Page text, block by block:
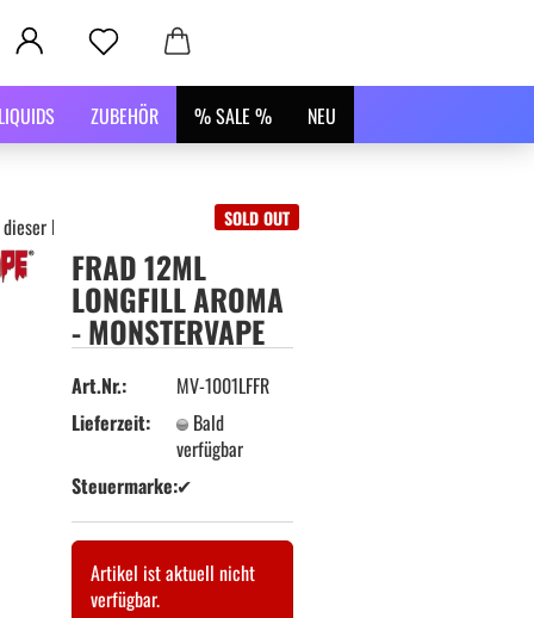
ZUBEHÖR % SALE % NEU
Kategorie SOLD OUT
FRAD 12ML
LONGFILL AROMA
- MONSTERVAPE
Art.Nr.:
MV-1001LFFR
Lieferzeit:
Bald
verfügbar
Steuermarke:✔
Artikel ist aktuell nicht
verfügbar.